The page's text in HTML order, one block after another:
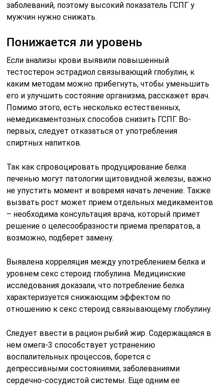
заболеваний, поэтому высокий показатель ГСПГ у
мужчин нужно снижать.
Понижается ли уровень
Если анализы крови выявили повышенный
тестостерон эстрадиол связывающий глобулин, к
каким методам можно прибегнуть, чтобы уменьшить
его и улучшить состояние организма, расскажет врач.
Помимо этого, есть несколько естественных,
немедикаментозных способов снизить ГСПГ. Во-
первых, следует отказаться от употребления
спиртных напитков.
Так как спровоцировать продуцирование белка
печенью могут патологии щитовидной железы, важно
не упустить момент и вовремя начать лечение. Также
вызвать рост может прием отдельных медикаментов
– необходима консультация врача, который примет
решение о целесообразности приема препаратов, а
возможно, подберет замену.
Выявлена корреляция между употреблением белка и
уровнем секс стероид глобулина. Медицинские
исследования доказали, что потребление белка
характеризуется снижающим эффектом по
отношению к секс стероид связывающему глобулину.
Следует ввести в рацион рыбий жир. Содержащаяся в
нем омега-3 способствует устранению
воспалительных процессов, борется с
депрессивными состояниями, заболеваниями
сердечно-сосудистой системы. Еще одним ее